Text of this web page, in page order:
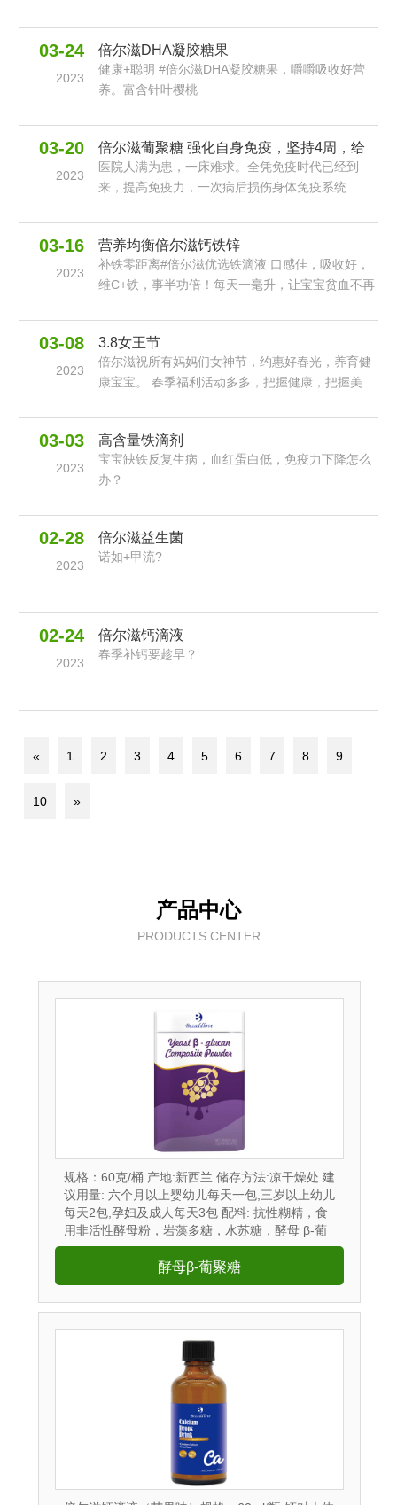
铁，天然果味营养好吸收。
03-24
2023
倍尔滋DHA凝胶糖果
健康+聪明 #倍尔滋DHA凝胶糖果，嚼嚼吸收好营
养。富含针叶樱桃
03-20
2023
倍尔滋葡聚糖 强化自身免疫，坚持4周，给
宝宝无限免疫可能
医院人满为患，一床难求。全凭免疫时代已经到
来，提高免疫力，一次病后损伤身体免疫系统
倍尔滋葡聚糖 强化自身免疫，坚持4周，给宝宝无
限免疫可能。
03-16
2023
营养均衡倍尔滋钙铁锌
补铁零距离#倍尔滋优选铁滴液 口感佳，吸收好，
维C+铁，事半功倍！每天一毫升，让宝宝贫血不再
03-08
2023
3.8女王节
倍尔滋祝所有妈妈们女神节，约惠好春光，养育健
康宝宝。 春季福利活动多多，把握健康，把握美
03-03
2023
高含量铁滴剂
宝宝缺铁反复生病，血红蛋白低，免疫力下降怎么
办？
02-28
2023
倍尔滋益生菌
诺如+甲流?
02-24
2023
倍尔滋钙滴液
春季补钙要趁早？
« 1 2 3 4 5 6 7 8 9
10 »
产品中心
PRODUCTS CENTER
规格：60克/桶 产地:新西兰 储存方法:凉干燥处 建
议用量: 六个月以上婴幼儿每天一包,三岁以上幼儿
每天2包,孕妇及成人每天3包 配料: 抗性糊精，食
用非活性酵母粉，岩藻多糖，水苏糖，酵母 β-葡
聚糖，针叶樱桃粉，黄金奇异果粉，接骨木莓
粉，N-乙酰神经氨酸...酵母β-葡聚糖